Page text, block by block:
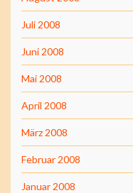
Juli 2008
Juni 2008
Mai 2008
April 2008
März 2008
Februar 2008
Januar 2008